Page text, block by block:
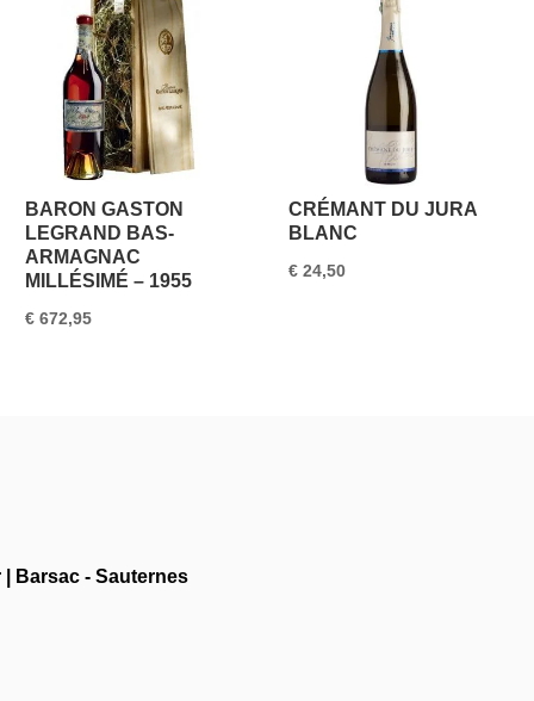
BARON GASTON
LEGRAND BAS-
ARMAGNAC
MILLÉSIMÉ – 1955
€ 672,95
CRÉMANT DU JURA
BLANC
€24,50
| Barsac - Sauternes